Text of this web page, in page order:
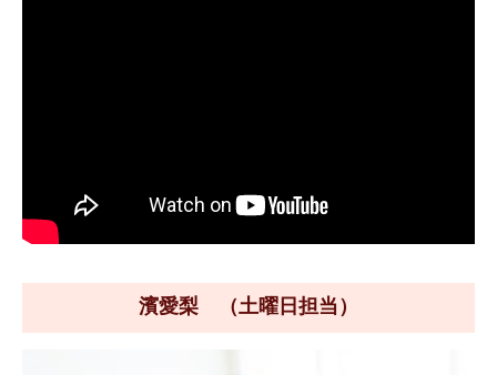
濱愛梨 （土曜日担当）